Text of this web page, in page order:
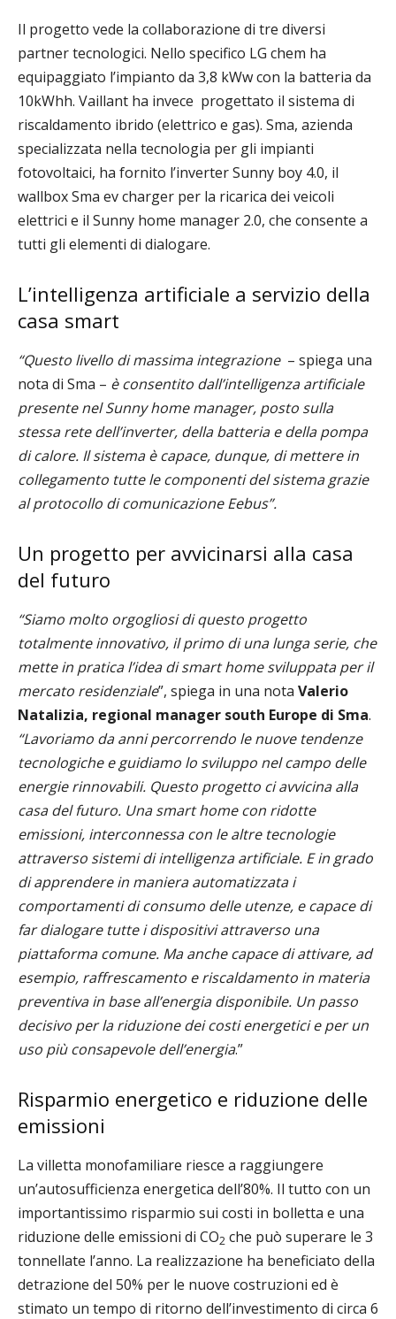
Il progetto vede la collaborazione di tre diversi
partner tecnologici. Nello specifico LG chem ha
equipaggiato l’impianto da 3,8 kWw con la batteria da
10kWhh. Vaillant ha invece progettato il sistema di
riscaldamento ibrido (elettrico e gas). Sma, azienda
specializzata nella tecnologia per gli impianti
fotovoltaici, ha fornito l’inverter Sunny boy 4.0, il
wallbox Sma ev charger per la ricarica dei veicoli
elettrici e il Sunny home manager 2.0, che consente a
tutti gli elementi di dialogare.
L’intelligenza artificiale a servizio della
casa smart
“Questo livello di massima integrazione – spiega una
nota di Sma – è consentito dall’intelligenza artificiale
presente nel Sunny home manager, posto sulla
stessa rete dell’inverter, della batteria e della pompa
di calore. Il sistema è capace, dunque, di mettere in
collegamento tutte le componenti del sistema grazie
al protocollo di comunicazione Eebus”.
Un progetto per avvicinarsi alla casa
del futuro
“Siamo molto orgogliosi di questo progetto
totalmente innovativo, il primo di una lunga serie, che
mette in pratica l’idea di smart home sviluppata per il
mercato residenziale”, spiega in una nota Valerio
Natalizia, regional manager south Europe di Sma.
“Lavoriamo da anni percorrendo le nuove tendenze
tecnologiche e guidiamo lo sviluppo nel campo delle
energie rinnovabili. Questo progetto ci avvicina alla
casa del futuro. Una smart home con ridotte
emissioni, interconnessa con le altre tecnologie
attraverso sistemi di intelligenza artificiale. E in grado
di apprendere in maniera automatizzata i
comportamenti di consumo delle utenze, e capace di
far dialogare tutte i dispositivi attraverso una
piattaforma comune. Ma anche capace di attivare, ad
esempio, raffrescamento e riscaldamento in materia
preventiva in base all’energia disponibile. Un passo
decisivo per la riduzione dei costi energetici e per un
uso più consapevole dell’energia.”
Risparmio energetico e riduzione delle
emissioni
La villetta monofamiliare riesce a raggiungere
un’autosufficienza energetica dell’80%. Il tutto con un
importantissimo risparmio sui costi in bolletta e una
riduzione delle emissioni di CO2 che può superare le 3
tonnellate l’anno. La realizzazione ha beneficiato della
detrazione del 50% per le nuove costruzioni ed è
stimato un tempo di ritorno dell’investimento di circa 6